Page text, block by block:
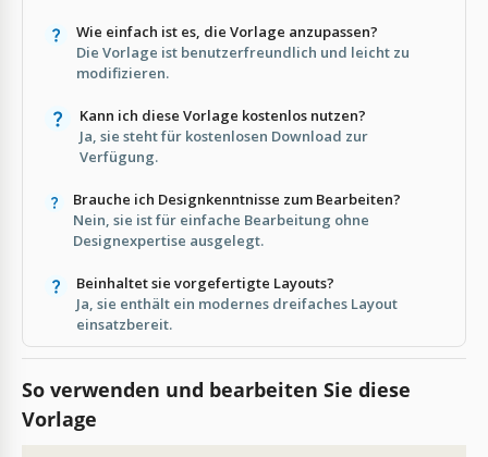
Wie einfach ist es, die Vorlage anzupassen?
Die Vorlage ist benutzerfreundlich und leicht zu
modifizieren.
Kann ich diese Vorlage kostenlos nutzen?
Ja, sie steht für kostenlosen Download zur
Verfügung.
Brauche ich Designkenntnisse zum Bearbeiten?
Nein, sie ist für einfache Bearbeitung ohne
Designexpertise ausgelegt.
Beinhaltet sie vorgefertigte Layouts?
Ja, sie enthält ein modernes dreifaches Layout
einsatzbereit.
So verwenden und bearbeiten Sie diese
Vorlage